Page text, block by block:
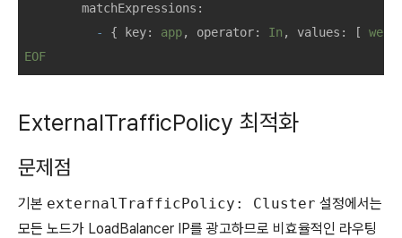
matchExpressions:
-
{ key: app, operator: In , values: [
EOF
ExternalTrafficPolicy 최적화
문제점
기본 externalTrafficPolicy: Cluster 설정에서는
모든 노드가 LoadBalancer IP를 광고하므로 비효율적인 라우팅